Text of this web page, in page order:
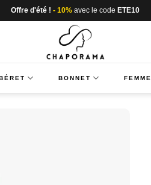
Offre d'été ! - 10% avec le code ETE10
BONNET FEMME